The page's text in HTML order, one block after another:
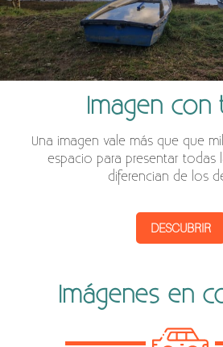
Imagen con
Una imagen vale más que que
espacio para presentar todas
diferencian de los
DESCUBRIR
Imágenes en